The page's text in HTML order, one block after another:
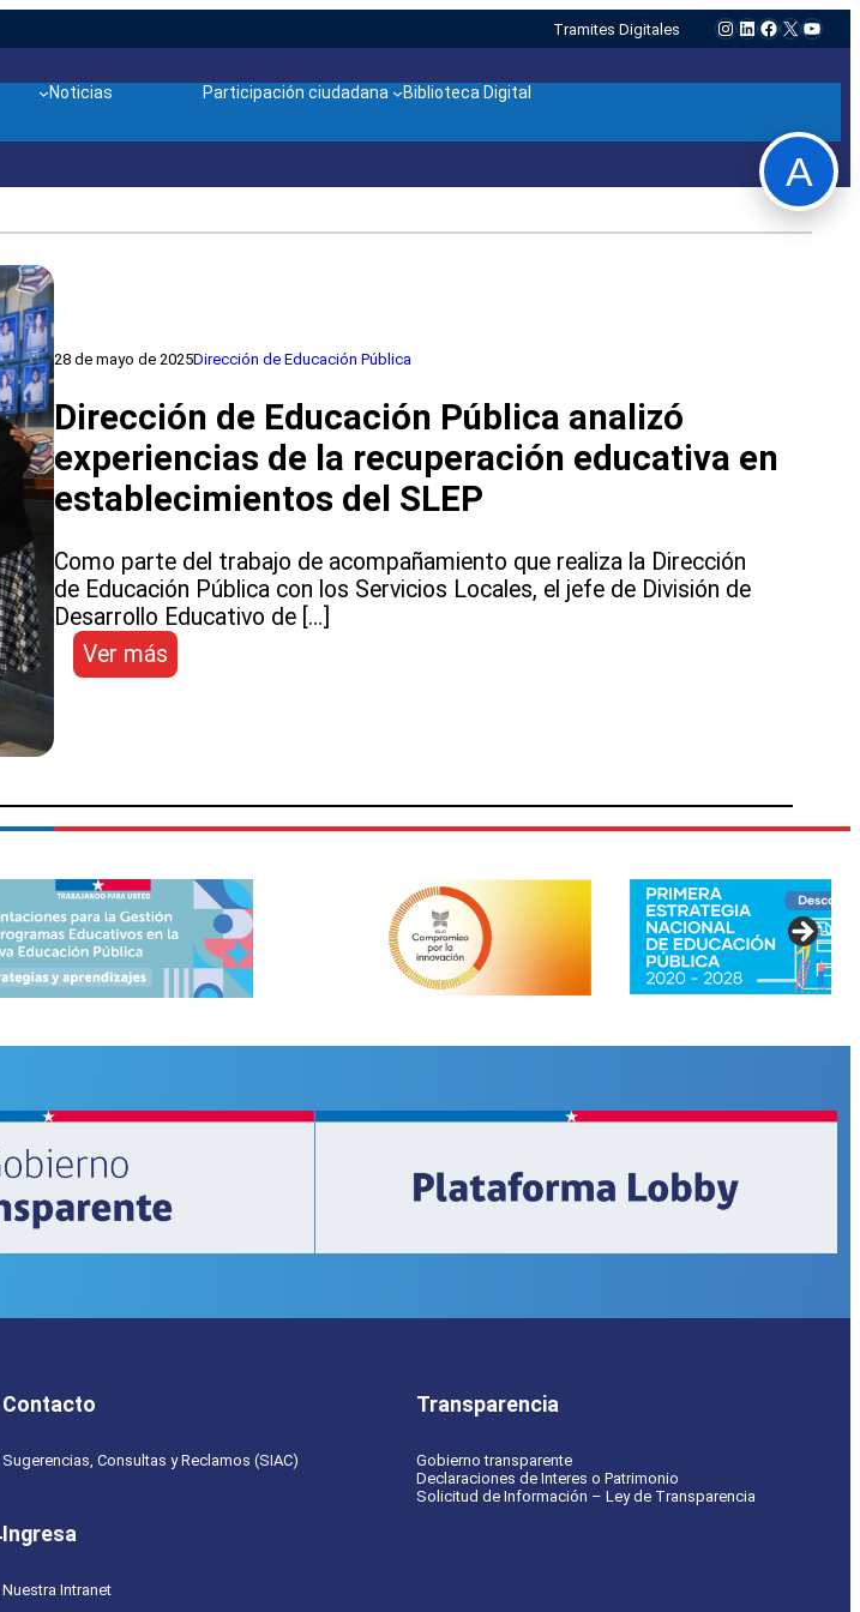
Tramites Digitales Instagram
LinkedIn
Facebook
X
Noticias Participación ciudadana
Biblioteca Digital
28 de mayo de 2025Dirección de Educación Pública
Dirección de Educación Pública analizó
experiencias de la recuperación educativa en
establecimientos del SLEP
Como parte del trabajo de acompañamiento que realiza la Dirección
de Educación Pública con los Servicios Locales, el jefe de División de
Desarrollo Educativo de […]
Ver más
Dirección
la
recuperación
educativa
establecimientos
SLEP
Contacto
Sugerencias, Consultas y Reclamos (SIAC)
Ingresa
Nuestra Intranet
Transparencia
Gobierno transparente
Declaraciones de Interes o Patrimonio
Solicitud de Información – Ley de Transparencia
A